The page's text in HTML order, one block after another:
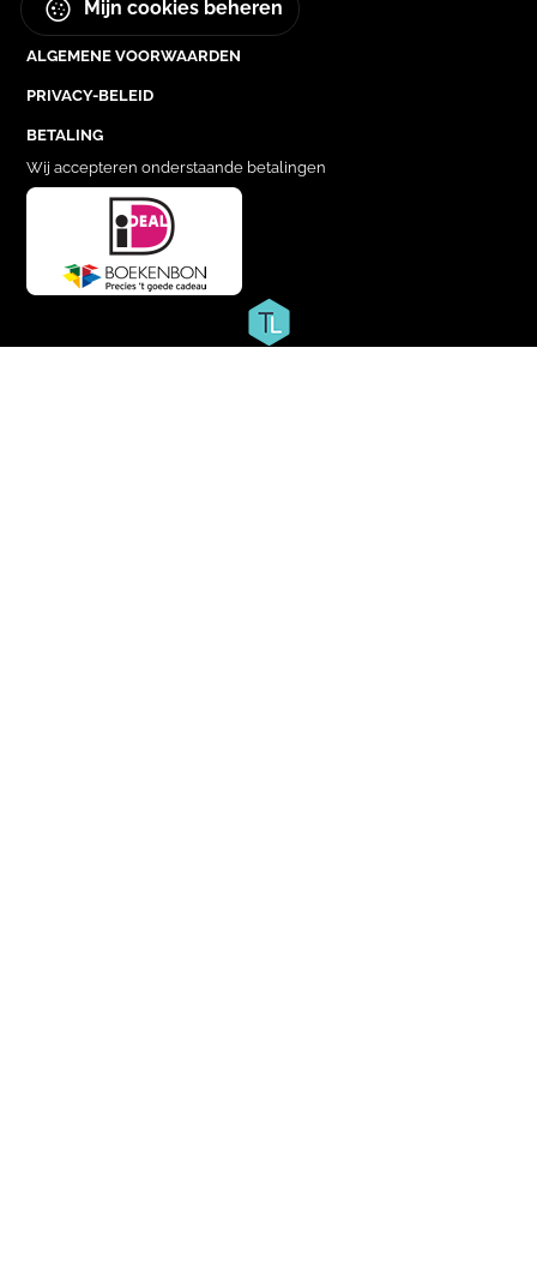
Mijn cookies beheren
ALGEMENE VOORWAARDEN
PRIVACY-BELEID
BETALING
Wij accepteren onderstaande betalingen